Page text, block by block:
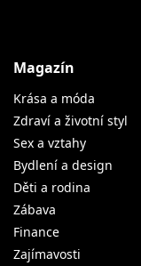
Magazín
Krása a móda
Zdraví a životní styl
Sex a vztahy
Bydlení a design
Děti a rodina
Zábava
Finance
Zajímavosti